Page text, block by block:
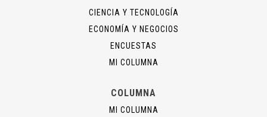
CIENCIA Y TECNOLOGÍA
ECONOMÍA Y NEGOCIOS
ENCUESTAS
MI COLUMNA
COLUMNA
MI COLUMNA